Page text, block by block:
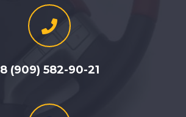
8 (909) 582-90-21